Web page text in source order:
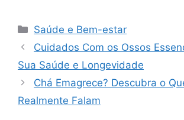
Categorias
Saúde e Bem-estar
Cuidados Com os Ossos
Sua Saúde e Longevidade
Chá Emagrece? Descubra o
Realmente Falam